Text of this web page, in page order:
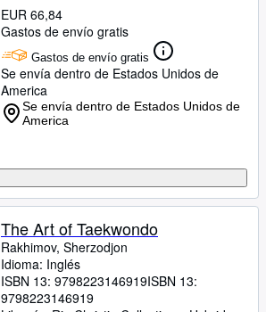
EUR 66,84
Gastos de envío gratis
Gastos de envío gratis
Se envía dentro de Estados Unidos de
America
Se envía dentro de Estados Unidos de
America
The Art of Taekwondo
Rakhimov, Sherzodjon
Idioma: Inglés
ISBN 13: 9798223146919ISBN 13:
9798223146919